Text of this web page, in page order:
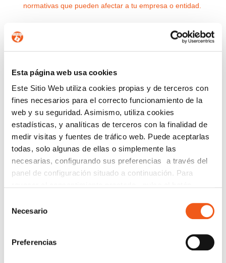
Esta página web usa cookies
Este Sitio Web utiliza cookies propias y de terceros con
fines necesarios para el correcto funcionamiento de la
web y su seguridad. Asimismo, utiliza cookies
estadísticas, y analíticas de terceros con la finalidad de
medir visitas y fuentes de tráfico web. Puede aceptarlas
todas, solo algunas de ellas o simplemente las
necesarias, configurando sus preferencias a través del
panel de configuración situado a continuación. Para
consultar nuestra política de cookies
política de cookies
Necesario
Preferencias
normativas que pueden afectar a tu empresa o entidad.
Recibirás un correo para confirmar la suscripción
Nombre (opcional)
Información básica en protección de datos.-De
conformidad con el RGPD y la LOPDGDD,
SEGURIDAD Y PRIVACIDAD DE DATOS S.L. tratará
los datos facilitados con la finalidad de enviar un boletín
política de privacidad.
datos tal y como se describe anteriormente y se explica